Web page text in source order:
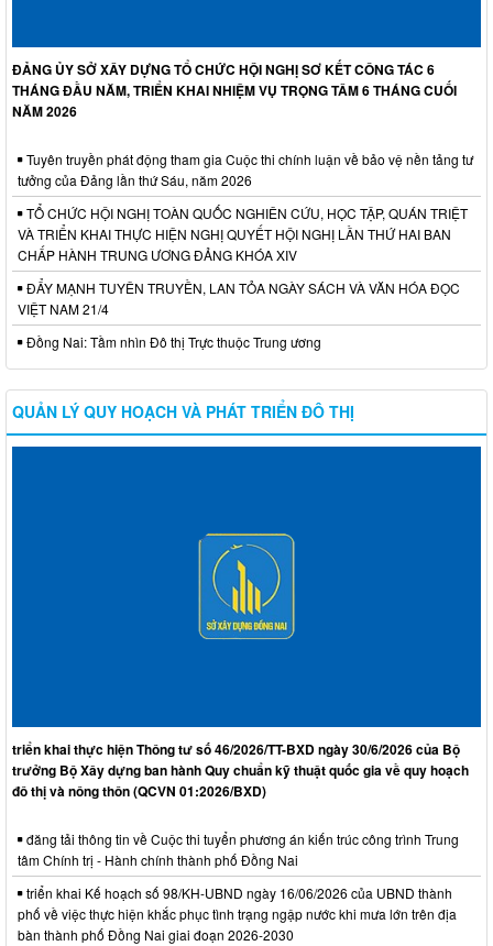
ĐẢNG ỦY SỞ XÂY DỰNG TỔ CHỨC HỘI NGHỊ SƠ KẾT CÔNG TÁC 6
THÁNG ĐẦU NĂM, TRIỂN KHAI NHIỆM VỤ TRỌNG TÂM 6 THÁNG CUỐI
NĂM 2026
Tuyên truyền phát động tham gia Cuộc thi chính luận về bảo vệ nền tảng tư
tưởng của Đảng lần thứ Sáu, năm 2026
TỔ CHỨC HỘI NGHỊ TOÀN QUỐC NGHIÊN CỨU, HỌC TẬP, QUÁN TRIỆT
VÀ TRIỂN KHAI THỰC HIỆN NGHỊ QUYẾT HỘI NGHỊ LẦN THỨ HAI BAN
CHẤP HÀNH TRUNG ƯƠNG ĐẢNG KHÓA XIV
ĐẨY MẠNH TUYÊN TRUYỀN, LAN TỎA NGÀY SÁCH VÀ VĂN HÓA ĐỌC
VIỆT NAM 21/4
Đồng Nai: Tầm nhìn Đô thị Trực thuộc Trung ương
QUẢN LÝ QUY HOẠCH VÀ PHÁT TRIỂN ĐÔ THỊ
triển khai thực hiện Thông tư số 46/2026/TT-BXD ngày 30/6/2026 của Bộ
trưởng Bộ Xây dựng ban hành Quy chuẩn kỹ thuật quốc gia về quy hoạch
đô thị và nông thôn (QCVN 01:2026/BXD)
đăng tải thông tin về Cuộc thi tuyển phương án kiến trúc công trình Trung
tâm Chính trị - Hành chính thành phố Đồng Nai
triển khai Kế hoạch số 98/KH-UBND ngày 16/06/2026 của UBND thành
phố về việc thực hiện khắc phục tình trạng ngập nước khi mưa lớn trên địa
bàn thành phố Đồng Nai giai đoạn 2026-2030